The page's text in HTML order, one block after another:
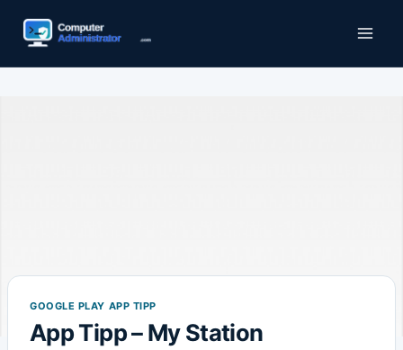
Inhalt
GOOGLE PLAY APP TIPP
App Tipp – My Station